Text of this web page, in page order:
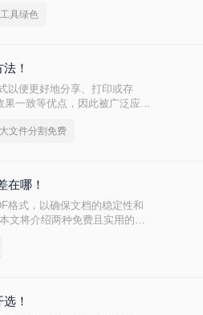
具绿色
！
以便更好地分享、打印或存
一致等优点，因此被广泛应用
文件分割免费
在哪！
格式，以确保文档的稳定性和
文将介绍两种免费且实用的
！